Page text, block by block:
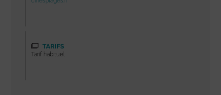
TARIFS
Tarif habituel